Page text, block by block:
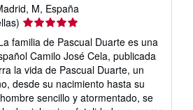
M, España
Calificación
del
vendedor:
5
de
5
estrellas
familia de Pascual Duarte es una
Camilo José Cela, publicada
la vida de Pascual Duarte, un
desde su nacimiento hasta su
sencillo y atormentado, se